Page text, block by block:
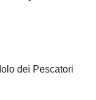
dei Pescatori